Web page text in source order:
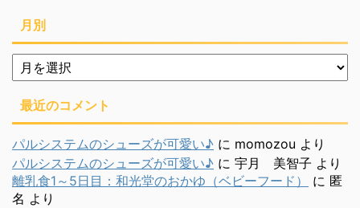
月別
月
別
最近のコメント
パルシステムのシューズが可愛い♪ に momozou より
パルシステムのシューズが可愛い♪ に 宇月 美智子 より
離乳食1～5日目：和光堂のおかゆ（ベビーフード）
に 匿
名 より